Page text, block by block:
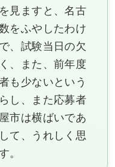
見ますと、名古
をふやしたわけ
、試験当日の欠
、また、前年度
も少ないという
し、また応募者
市は横ばいであ
て、うれしく思
。